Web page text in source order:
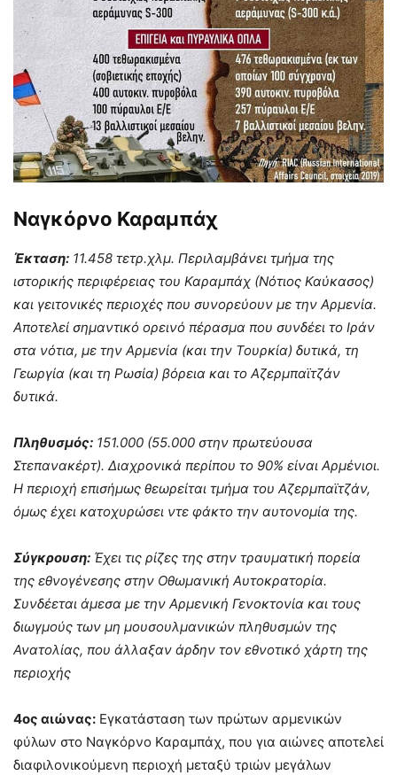
Ναγκόρνο Καραμπάχ
Έκταση: 11.458 τετρ.χλμ. Περιλαμβάνει τμήμα της
ιστορικής περιφέρειας του Καραμπάχ (Νότιος Καύκασος)
και γειτονικές περιοχές που συνορεύουν με την Αρμενία.
Αποτελεί σημαντικό ορεινό πέρασμα που συνδέει το Ιράν
στα νότια, με την Αρμενία (και την Τουρκία) δυτικά, τη
Γεωργία (και τη Ρωσία) βόρεια και το Αζερμπαϊτζάν
δυτικά.
Πληθυσμός: 151.000 (55.000 στην πρωτεύουσα
Στεπανακέρτ). Διαχρονικά περίπου το 90% είναι Αρμένιοι.
Η περιοχή επισήμως θεωρείται τμήμα του Αζερμπαϊτζάν,
όμως έχει κατοχυρώσει ντε φάκτο την αυτονομία της.
Σύγκρουση: Έχει τις ρίζες της στην τραυματική πορεία
της εθνογένεσης στην Οθωμανική Αυτοκρατορία.
Συνδέεται άμεσα με την Αρμενική Γενοκτονία και τους
διωγμούς των μη μουσουλμανικών πληθυσμών της
Ανατολίας, που άλλαξαν άρδην τον εθνοτικό χάρτη της
περιοχής
4ος αιώνας: Εγκατάσταση των πρώτων αρμενικών
φύλων στο Ναγκόρνο Καραμπάχ, που για αιώνες αποτελεί
διαφιλονικούμενη περιοχή μεταξύ τριών μεγάλων